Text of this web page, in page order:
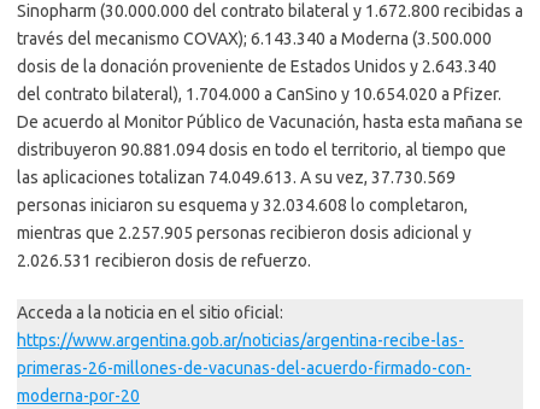
Sinopharm (30.000.000 del contrato bilateral y 1.672.800 recibidas a
través del mecanismo COVAX); 6.143.340 a Moderna (3.500.000
dosis de la donación proveniente de Estados Unidos y 2.643.340
del contrato bilateral), 1.704.000 a CanSino y 10.654.020 a Pfizer.
De acuerdo al Monitor Público de Vacunación, hasta esta mañana se
distribuyeron 90.881.094 dosis en todo el territorio, al tiempo que
las aplicaciones totalizan 74.049.613. A su vez, 37.730.569
personas iniciaron su esquema y 32.034.608 lo completaron,
mientras que 2.257.905 personas recibieron dosis adicional y
2.026.531 recibieron dosis de refuerzo.
Acceda a la noticia en el sitio oficial:
https://www.argentina.gob.ar/noticias/argentina-recibe-las-
primeras-26-millones-de-vacunas-del-acuerdo-firmado-con-
moderna-por-20